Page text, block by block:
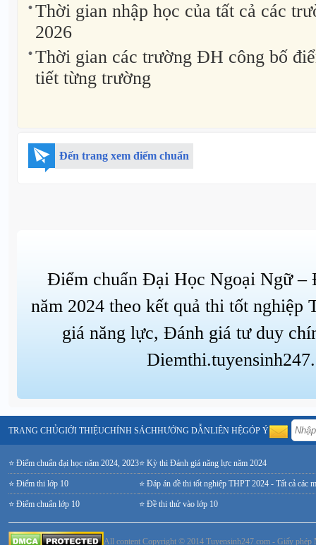
Thời gian nhập học của tất cả các
2026
Thời gian các trường ĐH công bố
tiết từng trường
Đến trang xem điểm chuẩn
Điểm chuẩn Đại Học Ngoại Ngữ –
năm 2024 theo kết quả thi tốt nghiệp
giá năng lực, Đánh giá tư duy
TRANG CHỦGIỚI THIỆUCHÍNH SÁCHHƯỚNG DẪNLIÊN HỆGÓP Ý
⭐ Điểm chuẩn đại học năm 2024, 2023
⭐ Điểm thi lớp 10
⭐ Điểm chuẩn lớp 10
⭐ Kỳ thi Đánh giá năng lực năm 2024
⭐ Đáp án đề thi tốt nghiệp THPT 2024 - Tất cả các
⭐ Đề thi thử vào lớp 10
All content Copyright © 2014 Tuyensinh247.com - Giấy